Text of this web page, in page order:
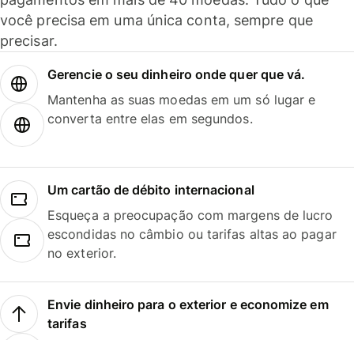
você precisa em uma única conta, sempre que
precisar.
Gerencie o seu dinheiro onde quer que vá.
Mantenha as suas moedas em um só lugar e
converta entre elas em segundos.
Um cartão de débito internacional
Esqueça a preocupação com margens de lucro
escondidas no câmbio ou tarifas altas ao pagar
no exterior.
Envie dinheiro para o exterior e economize em
tarifas